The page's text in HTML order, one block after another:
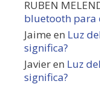
RUBEN
bluetooth para
Jaime en Luz
significa?
Javieren Luz
significa?